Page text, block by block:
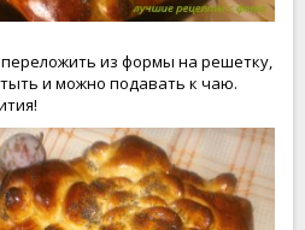
переложить из формы на решетку,
и можно подавать к чаю.